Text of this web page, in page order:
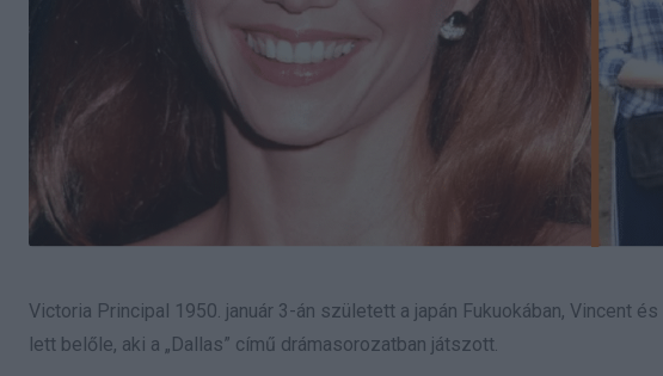
Victoria Principal 1950. január 3-án született a japán Fukuokában, Vincent
lett belőle, aki a „Dallas” című drámasorozatban játszott.